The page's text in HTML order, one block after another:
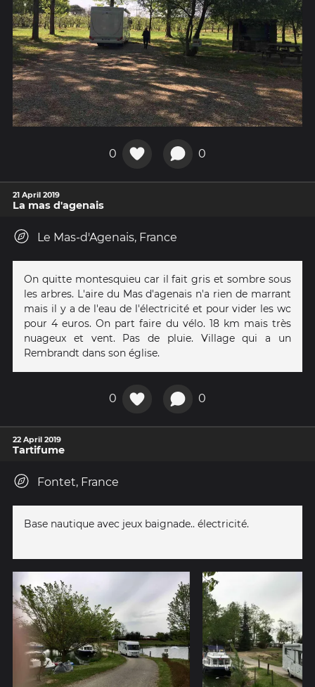
0 0
21 April 2019
La mas d'agenais
Le Mas-d'Agenais, France
On quitte montesquieu car il fait gris et sombre sous
les arbres. L'aire du Mas d'agenais n'a rien de marrant
mais il y a de l'eau de l'électricité et pour vider les wc
pour 4 euros. On part faire du vélo. 18 km mais très
nuageux et vent. Pas de pluie. Village qui a un
Rembrandt dans son église.
0 0
22 April 2019
Tartifume
Fontet, France
Base nautique avec jeux baignade.. électricité.